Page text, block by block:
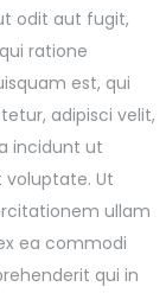
odit aut fugit,
ratione
est, qui
adipisci velit,
incidunt ut
Ut
ullam
ea commodi
qui in